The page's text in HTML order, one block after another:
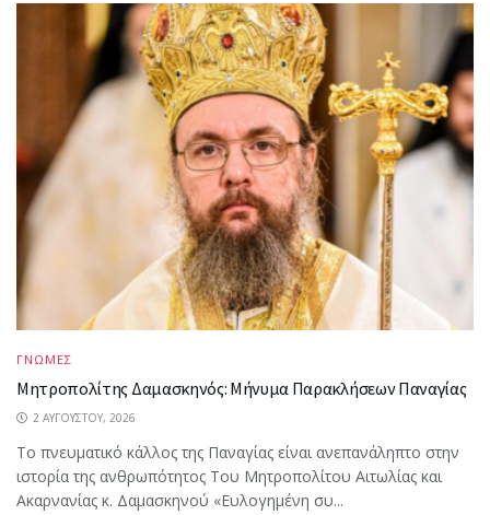
ΓΝΩΜΕΣ
Μητροπολίτης Δαμασκηνός: Μήνυμα Παρακλήσεων Παναγίας
2 ΑΥΓΟΎΣΤΟΥ, 2026
Το πνευματικό κάλλος της Παναγίας είναι ανεπανάληπτο στην
ιστορία της ανθρωπότητος Του Μητροπολίτου Αιτωλίας και
Ακαρνανίας κ. Δαμασκηνού «Ευλογημένη συ...